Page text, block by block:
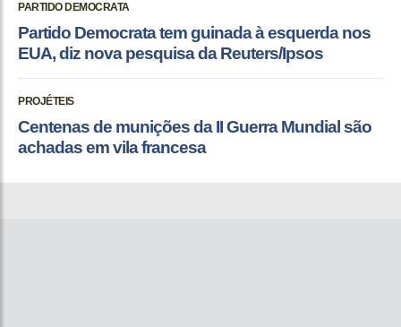
PARTIDO DEMOCRATA
Partido Democrata tem guinada à esquerda nos
EUA, diz nova pesquisa da Reuters/Ipsos
PROJÉTEIS
Centenas de munições da II Guerra Mundial são
achadas em vila francesa